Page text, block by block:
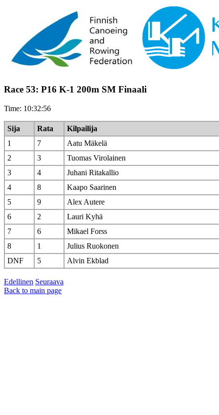
Race 53: P16 K-1 200m SM Finaali
Time: 10:32:56
Sija Rata
Kilpailija
1
7
Aatu Mäkelä
2
3
Tuomas Virolainen
3
4
Juhani Ritakallio
4
8
Kaapo Saarinen
5
9
Alex Autere
6
2
Lauri Kyhä
7
6
Mikael Forss
8
1
Julius Ruokonen
DNF
5 Alvin Ekblad
Edellinen Seuraava
Back to main page